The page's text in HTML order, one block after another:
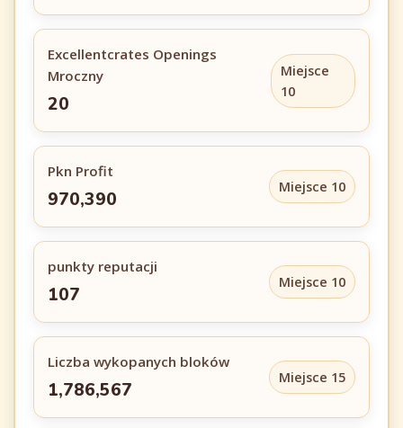
Excellentcrates Openings
Mroczny
20
Miejsce
10
Pkn Profit
970,390
Miejsce 10
punkty reputacji
107
Miejsce 10
Liczba wykopanych bloków
1,786,567
Miejsce 15